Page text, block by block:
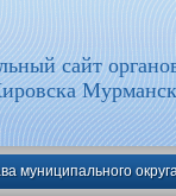
сайт
муниципального